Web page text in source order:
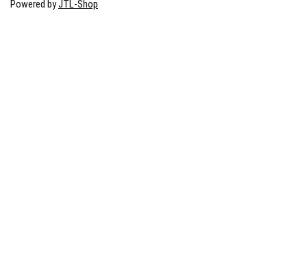
Powered byJTL-Shop